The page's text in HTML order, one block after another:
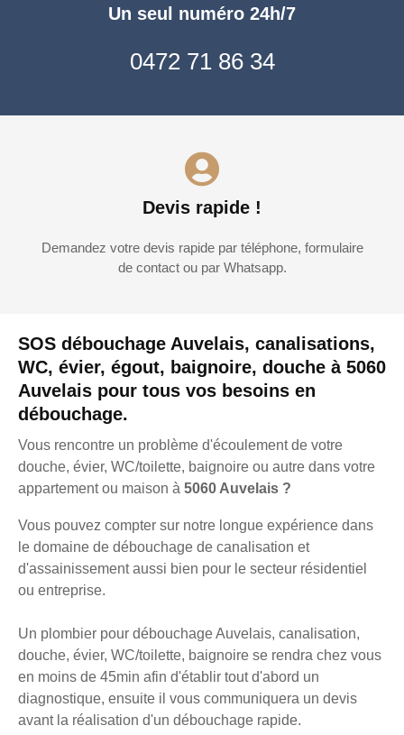
SOS débouchage Auvelais, canalisations,
WC, évier, égout, baignoire, douche à 5060
Auvelais pour tous vos besoins en
débouchage.
Vous rencontre un problème d'écoulement de votre
douche, évier, WC/toilette, baignoire ou autre dans votre
appartement ou maison à 5060 Auvelais ?
Vous pouvez compter sur notre longue expérience dans
le domaine de débouchage de canalisation et
d'assainissement aussi bien pour le secteur résidentiel
ou entreprise.
Un plombier pour débouchage Auvelais, canalisation,
douche, évier, WC/toilette, baignoire se rendra chez vous
en moins de 45min afin d'établir tout d'abord un
diagnostique, ensuite il vous communiquera un devis
avant la réalisation d'un débouchage rapide.
Un seul numéro 24h/7
0472 71 86 34
Devis rapide !
Demandez votre devis rapide par téléphone, formulaire
de contact ou par Whatsapp.